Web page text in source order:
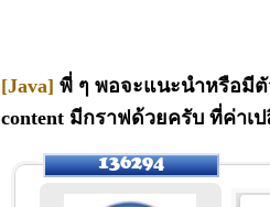
[Java] พี่ ๆ พอจะแนะนำหรือมีตั
content มีกราฟด้วยครับ ที่ค่าเ